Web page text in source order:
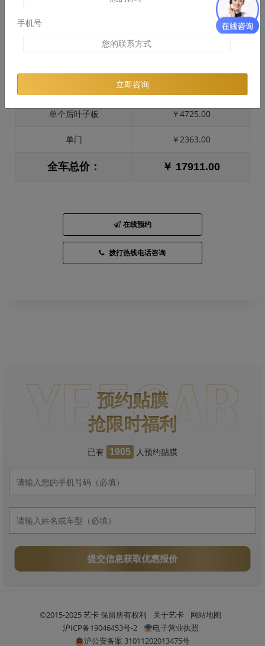
单个后叶子板 ￥4725.00
单门 ￥2363.00
全车总价： ￥ 17911.00
在线预约
拨打热线电话咨询
预约贴膜
抢限时福利
已有 1905 人预约贴膜
提交信息获取优惠报价
©2015-2025 艺卡 保留所有权利 关于艺卡
网站地图
沪ICP备19046453号-2
电子营业执照
沪公安备案 31011202013475号
手机号
立即咨询